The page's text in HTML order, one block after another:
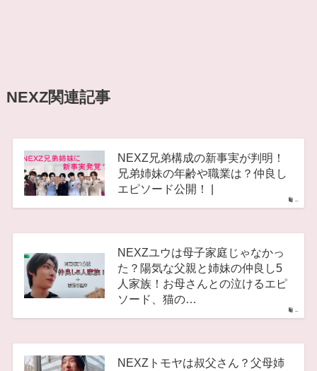
NEXZ関連記事
–
NEXZ兄弟構成の新事実が判明！
兄弟姉妹の年齢や職業は？仲良し
エピソード公開！ |
–
NEXZユウは母子家庭じゃなかっ
た？陽気な父親と姉妹の仲良し5
人家族！お母さんとの泣けるエピ
ソード、猫の…
NEXZトモヤは叔父さん？父母姉